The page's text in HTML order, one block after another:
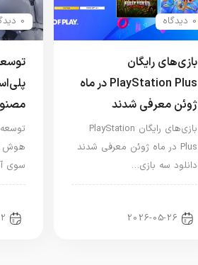
0 دیدگاه
بازی‌های رایگان
PlayStation Plus در ماه
ژوئن معرفی شدند
بازی‌های رایگان PlayStation
Plus در ماه ژوئن معرفی شدند
دانلود سه بازی…
2026-05-26
0 دیدگاه
هوش
سوی